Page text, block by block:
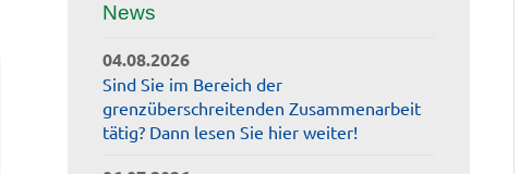
News
04.08.2026
Sind Sie im Bereich der
grenzüberschreitenden Zusammenarbeit
tätig? Dann lesen Sie hier weiter!